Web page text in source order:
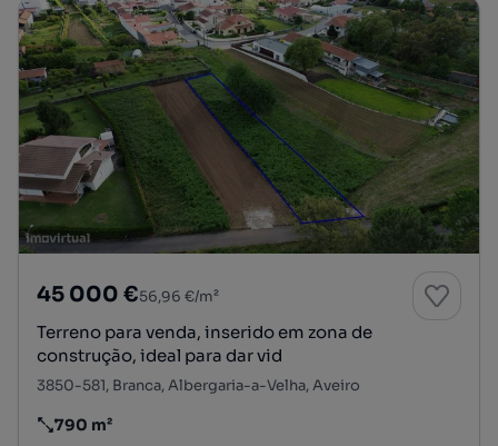
45 000 €56,96 €/m²
Terreno para venda, inserido em zona de
construção, ideal para dar vid
3850-581, Branca, Albergaria-a-Velha, Aveiro
Preço por metro quadrado
790 m²